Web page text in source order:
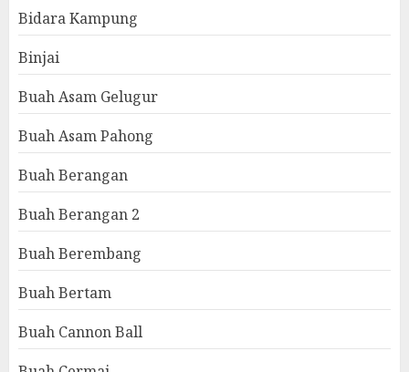
Bidara Kampung
Binjai
Buah Asam Gelugur
Buah Asam Pahong
Buah Berangan
Buah Berangan 2
Buah Berembang
Buah Bertam
Buah Cannon Ball